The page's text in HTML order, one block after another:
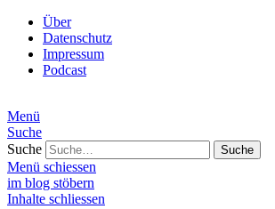
Über
Datenschutz
Impressum
Podcast
Menü
Suche
Suche
Menü schiessen
im blog stöbern
Inhalte schliessen